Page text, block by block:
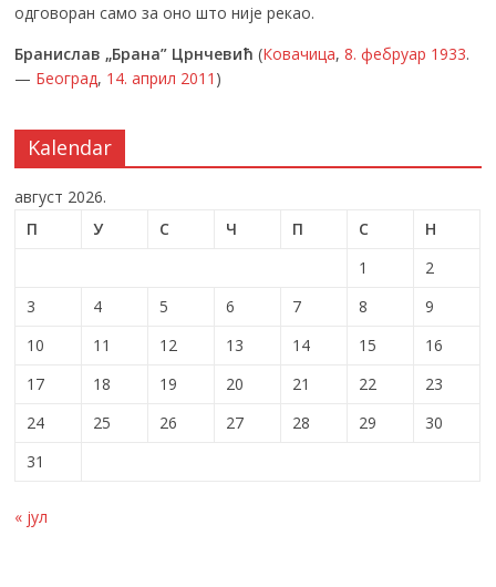
одговоран само за оно што није рекао.
Бранислав „Брана” Црнчевић (Ковачица,8. фебруар 1933.
— Београд, 14. април 2011 )
Kalendar
август 2026.
П
У С Ч П С
Н
1
2
3
4 5 6 7 8
9
10
11 12 13 14 15
16
17
18 19 20 21 22
23
24
25 26 27 28 29
30
31
« јул